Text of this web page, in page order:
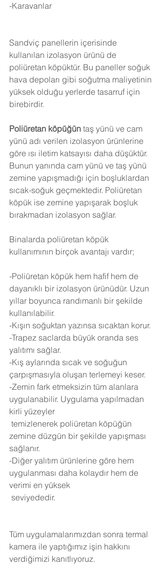
-Karavanlar
Sandviç panellerin içerisinde
kullanılan izolasyon ürünü de
poliüretan köpüktür. Bu paneller soğuk
hava depoları gibi soğutma maliyetinin
yüksek olduğu yerlerde tasarruf için
birebirdir.
Poliüretan köpüğün taş yünü ve cam
yünü adı verilen izolasyon ürünlerine
göre ısı iletim katsayısı daha düşüktür.
Bunun yanında cam yünü ve taş yünü
zemine yapışmadığı için boşluklardan
sıcak-soğuk geçmektedir. Poliüretan
köpük ise zemine yapışarak boşluk
bırakmadan izolasyon sağlar.
Binalarda poliüretan köpük
kullanımının birçok avantajı vardır;
-Poliüretan köpük hem hafif hem de
dayanıklı bir izolasyon ürünüdür. Uzun
yıllar boyunca randımanlı bir şekilde
kullanılabilir.
-Kışın soğuktan yazınsa sıcaktan korur.
-Trapez saclarda büyük oranda ses
yalıtımı sağlar.
-Kış aylarında sıcak ve soğuğun
çarpışmasıyla oluşan terlemeyi keser.
-Zemin fark etmeksizin tüm alanlara
uygulanabilir. Uygulama yapılmadan
kirli yüzeyler
zemine düzgün bir şekilde yapışması
sağlanır.
-Diğer yalıtım ürünlerine göre hem
uygulanması daha kolaydır hem de
verimi en yüksek
seviyededir.
Tüm uygulamalarımızdan sonra termal
kamera ile yaptığımız işin hakkını
verdiğimizi kanıtlıyoruz.